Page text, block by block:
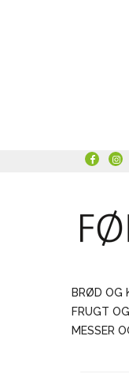
BRØD OG
FRUGT
MESSER